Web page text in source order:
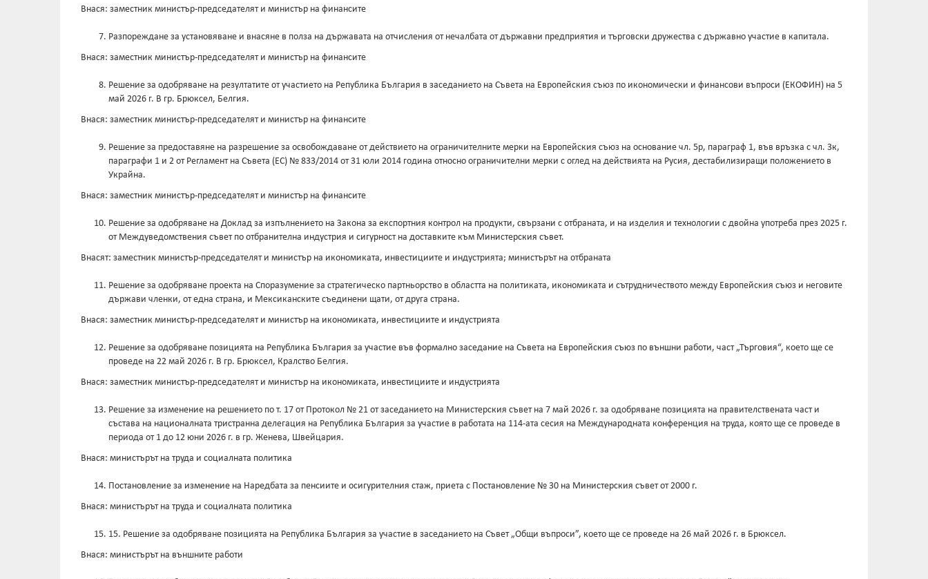
Внася: заместник министър-председателят и министър на финансите
Разпореждане за установяване и внасяне в полза на държавата на отчисления от нечалбата от държавни предприятия и търговски дружества с държавно участие в капитала.
Внася: заместник министър-председателят и министър на финансите
Решение за одобряване на резултатите от участието на Република България в заседанието на Съвета на Европейския съюз по икономически и финансови въпроси (ЕКОФИН) на 5
май 2026 г. В гр. Брюксел, Белгия.
Внася: заместник министър-председателят и министър на финансите
Решение за предоставяне на разрешение за освобождаване от действието на ограничителните мерки на Европейския съюз на основание чл. 5р, параграф 1, във връзка с чл. 3к,
параграфи 1 и 2 от Регламент на Съвета (ЕС) № 833/2014 от 31 юли 2014 година относно ограничителни мерки с оглед на действията на Русия, дестабилизиращи положението в
Украйна.
Внася: заместник министър-председателят и министър на финансите
Решение за одобряване на Доклад за изпълнението на Закона за експортния контрол на продукти, свързани с отбраната, и на изделия и технологии с двойна употреба през 2025 г.
от Междуведомствения съвет по отбранителна индустрия и сигурност на доставките към Министерския съвет.
Внасят: заместник министър-председателят и министър на икономиката, инвестициите и индустрията; министърът на отбраната
Решение за одобряване проекта на Споразумение за стратегическо партньорство в областта на политиката, икономиката и сътрудничеството между Европейския съюз и неговите
държави членки, от една страна, и Мексиканските съединени щати, от друга страна.
Внася: заместник министър-председателят и министър на икономиката, инвестициите и индустрията
Решение за одобряване позицията на Република България за участие във формално заседание на Съвета на Европейския съюз по външни работи, част „Търговия“, което ще се
проведе на 22 май 2026 г. В гр. Брюксел, Кралство Белгия.
Внася: заместник министър-председателят и министър на икономиката, инвестициите и индустрията
Решение за изменение на решението по т. 17 от Протокол № 21 от заседанието на Министерския съвет на 7 май 2026 г. за одобряване позицията на правителствената част и
състава на националната тристранна делегация на Република България за участие в работата на 114-ата сесия на Международната конференция на труда, която ще се проведе в
периода от 1 до 12 юни 2026 г. в гр. Женева, Швейцария.
Внася: министърът на труда и социалната политика
Постановление за изменение на Наредбата за пенсиите и осигурителния стаж, приета с Постановление № 30 на Министерския съвет от 2000 г.
Внася: министърът на труда и социалната политика
15. Решение за одобряване позицията на Република България за участие в заседанието на Съвет „Общи въпроси”, което ще се проведе на 26 май 2026 г. в Брюксел.
Внася: министърът на външните работи